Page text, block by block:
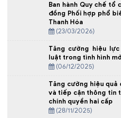
Ban hành Quy chế tổ
đồng Phối hợp phổ
Thanh Hóa
(23/03/2026)
Tăng cường hiệu
luật trong tình hình
(06/12/2025)
Tăng cường hiệu quả
và tiếp cận thông tin
chính quyền hai cấp
(28/11/2025)